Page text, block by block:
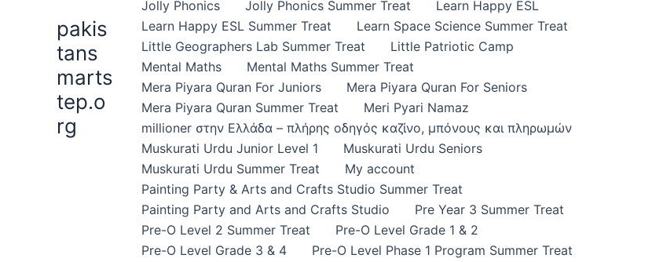
pakis
tans
marts
tep.o
rg
Jolly Phonics
Jolly Phonics Summer Treat
Learn Happy ESL
Learn Happy ESL Summer Treat
Learn Space Science Summer Treat
Little Geographers Lab Summer Treat
Little Patriotic Camp
Mental Maths
Mental Maths Summer Treat
Mera Piyara Quran For Juniors
Mera Piyara Quran For Seniors
Mera Piyara Quran Summer Treat
Meri Pyari Namaz
millioner στην Ελλάδα – πλήρης οδηγός καζίνο, μπόνους και πληρωμών
Muskurati Urdu Junior Level 1
Muskurati Urdu Seniors
Muskurati Urdu Summer Treat
My account
Painting Party & Arts and Crafts Studio Summer Treat
Painting Party and Arts and Crafts Studio
Pre Year 3 Summer Treat
Pre-O Level 2 Summer Treat
Pre-O Level Grade 1 & 2
Pre-O Level Grade 3 & 4
Pre-O Level Phase 1 Program Summer Treat